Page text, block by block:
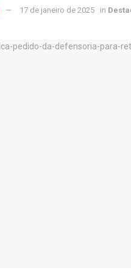
17 de janeiro de 2025 in